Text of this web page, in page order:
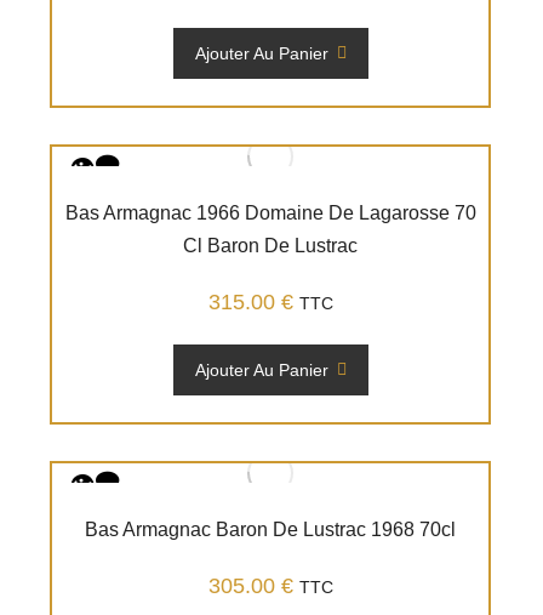
Ajouter Au Panier
Bas Armagnac 1966 Domaine De Lagarosse 70
Cl Baron De Lustrac
315.00 € TTC
Ajouter Au Panier
Bas Armagnac Baron De Lustrac 1968 70cl
305.00 € TTC